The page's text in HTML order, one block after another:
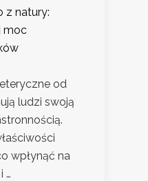
z natury:
moc
od
ludzi swoją
wpłynąć na
…